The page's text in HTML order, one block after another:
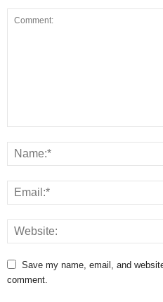
Save my name, email, and
comment.